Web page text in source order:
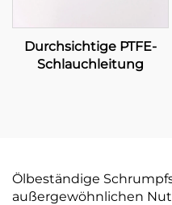
Durchsichtige PTFE-
Schlauchleitung
Ölbeständige
außergewöhnlichen